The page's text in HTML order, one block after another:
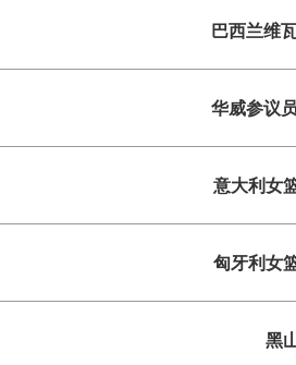
巴西兰维
华威参议
意大利女
匈牙利女
黑